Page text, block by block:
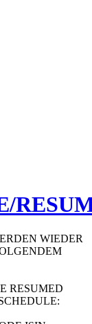
WIEDER
RESUMED